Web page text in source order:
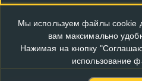
Мы используем файлы cookie
вам максимально
Нажимая на кнопку
использование